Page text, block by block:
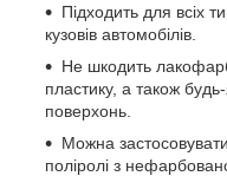
Підходить для всіх
кузовів автомобілів.
Не шкодить
пластику, а також
поверхонь.
Можна
поліролі з